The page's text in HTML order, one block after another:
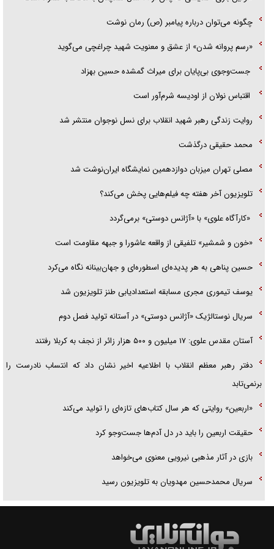
چگونه می‌توان درباره پیامبر (ص) رمان نوشت
«رسم پروانه شدن» از عشق و معنویت شهید چراغچی می‌گوید
جست‌وجوی بی‌پایان برای میراث گمشده حسین بهزاد
اقتباس نولان از اودیسه شرم‌آور است
روایت زندگی رهبر شهید انقلاب برای نسل نوجوان منتشر شد
محمد حقیقی درگذشت
مصلی تهران میزبان دوازدهمین نمایشگاه ایران‌نوشت شد
تلویزیون آخر هفته چه فیلم‌هایی پخش می‌کند؟
«کارآگاه علوی» با «آژانس دوستی» برمی‌گردد
«خون و شمشیر» تلفیقی از واقعه عاشورا و جبهه مقاومت است
حسین پناهی به هر پدیده‌ای اسطوره‌ای و جهان‌بینانه نگاه می‌کرد
یوسف تیموری مجری مسابقه استعدادیابی طنز تلویزیون شد
سریال نوستالژیک «آژانس دوستی» در آستانه تولید فصل دوم
آستان مقدس علوی: ۱۷ میلیون و ۵۰۰ هزار زائر از نجف به کربلا رفتند
دفتر رهبر معظم انقلاب با اطلاعیه اخیر نشان داد که انتساب نادرست را
برنمی‌تابد
«اربعین» روایتی که هر سال کتاب‌های تازه‌ای را تولید می‌کند
حقیقت اربعین را باید در دل آدم‌ها جست‌و‌جو کرد
بازی در آثار مذهبی نیرویی معنوی می‌خواهد
سریال محمدحسین مهدویان به تلویزیون رسید